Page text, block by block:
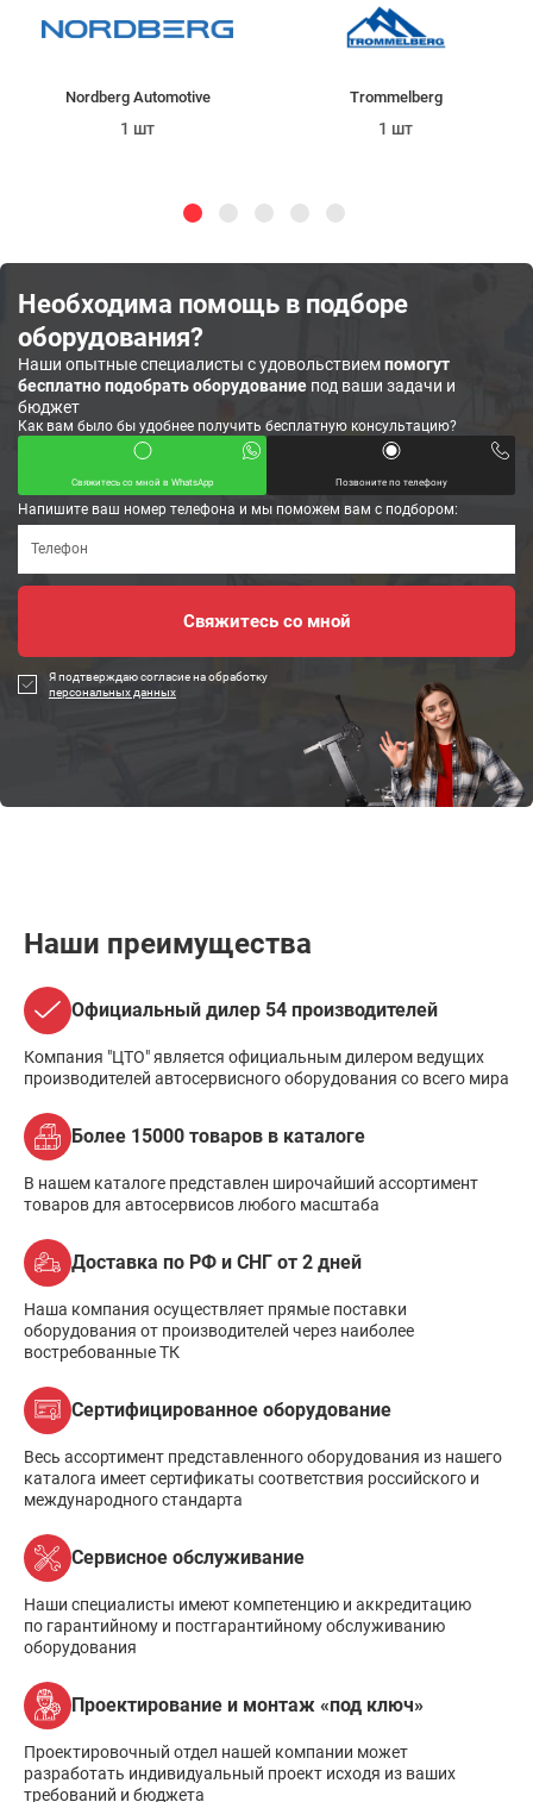
Nordberg Automotive
1 шт
Trommelberg
1 шт
Необходима помощь в подборе
оборудования?
Наши опытные специалисты с удовольствиемпомогут
бесплатно подобрать оборудование под ваши задачи и
бюджет
Как вам было бы удобнее получить бесплатную консультацию?
Свяжитесь со мной в WhatsApp Позвоните по телефону
Напишите ваш номер телефона и мы поможем вам с подбором:
Я подтверждаю согласие на обработку
персональных данных
Наши преимущества
Официальный дилер 54 производителей
Компания "ЦТО" является официальным дилером ведущих
производителей автосервисного оборудования со всего мира
Более 15000 товаров в каталоге
В нашем каталоге представлен широчайший ассортимент
товаров для автосервисов любого масштаба
Доставка по РФ и СНГ от 2 дней
Наша компания осуществляет прямые поставки
оборудования от производителей через наиболее
востребованные ТК
Сертифицированное оборудование
Весь ассортимент представленного оборудования из нашего
каталога имеет сертификаты соответствия российского и
международного стандарта
Сервисное обслуживание
Наши специалисты имеют компетенцию и аккредитацию
по гарантийному и постгарантийному обслуживанию
оборудования
Проектирование и монтаж «под ключ»
Проектировочный отдел нашей компании может
разработать индивидуальный проект исходя из ваших
требований и бюджета